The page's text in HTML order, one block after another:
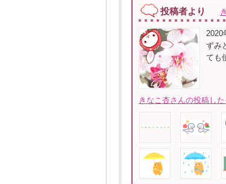
投稿者より
2020
ずみ
ても
きなこ杏さんの投稿し